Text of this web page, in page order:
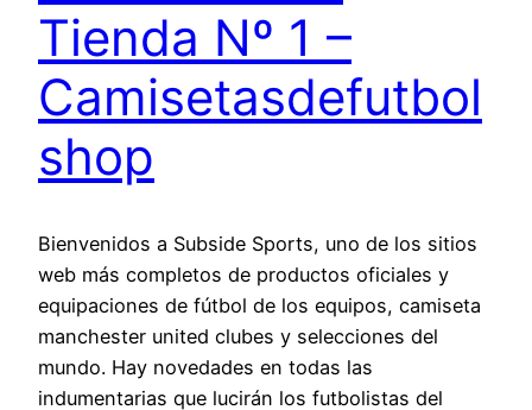
Tienda Nº 1 –
Camisetasdefutbol
shop
Bienvenidos a Subside Sports, uno de los sitios
web más completos de productos oficiales y
equipaciones de fútbol de los equipos, camiseta
manchester united clubes y selecciones del
mundo. Hay novedades en todas las
indumentarias que lucirán los futbolistas del